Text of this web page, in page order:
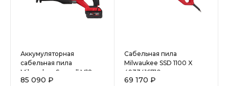
Аккумуляторная
сабельная пила
Milwaukee Sawzall M18
FUEL FSZ-502X
85 090 ₽
Сабельная пила
Milwaukee SSD 1100 X
4933416710
69 170 ₽